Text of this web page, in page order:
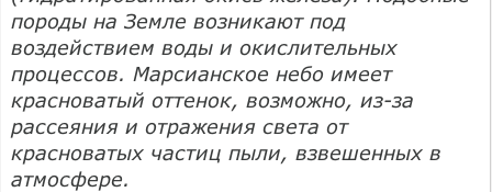
породы на Земле возникают под
воздействием воды и окислительных
процессов. Марсианское небо имеет
красноватый оттенок, возможно, из-за
рассеяния и отражения света от
красноватых частиц пыли, взвешенных в
атмосфере.